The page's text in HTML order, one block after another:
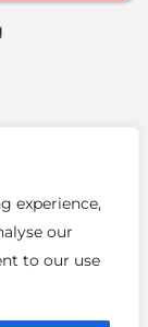
experience,
our
to our use